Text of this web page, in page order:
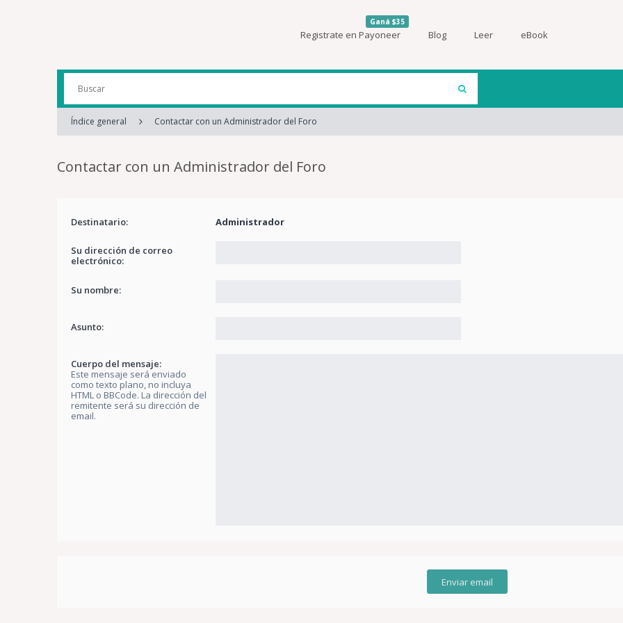
Registrate en Payoneer
Ganá $35
Blog Leer eBook
Índice general Contactar con un Administrador del Foro
Contactar con un Administrador del Foro
Destinatario: Administrador
Su dirección de correo
electrónico:
Su nombre:
Asunto:
Cuerpo del mensaje:
Este mensaje será enviado
como texto plano, no incluya
HTML o BBCode. La dirección del
remitente será su dirección de
email.